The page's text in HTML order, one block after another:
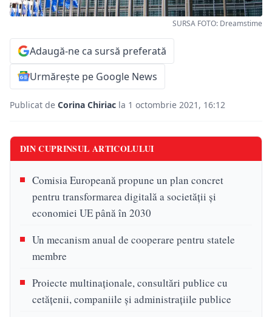
SURSA FOTO: Dreamstime
Adaugă-ne ca sursă preferată
Urmărește pe Google News
Publicat de Corina Chiriac la 1 octombrie 2021, 16:12
DIN CUPRINSUL ARTICOLULUI
Comisia Europeană propune un plan concret
pentru transformarea digitală a societății și
economiei UE până în 2030
Un mecanism anual de cooperare pentru statele
membre
Proiecte multinaționale, consultări publice cu
cetățenii, companiile și administrațiile publice